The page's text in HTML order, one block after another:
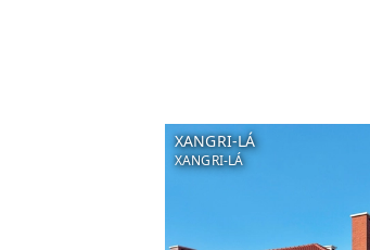
XANGRI-LÁ
XANGRI-LÁ